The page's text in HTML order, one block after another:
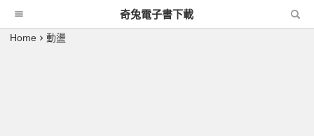
奇兔電子書下載
Home 動盪